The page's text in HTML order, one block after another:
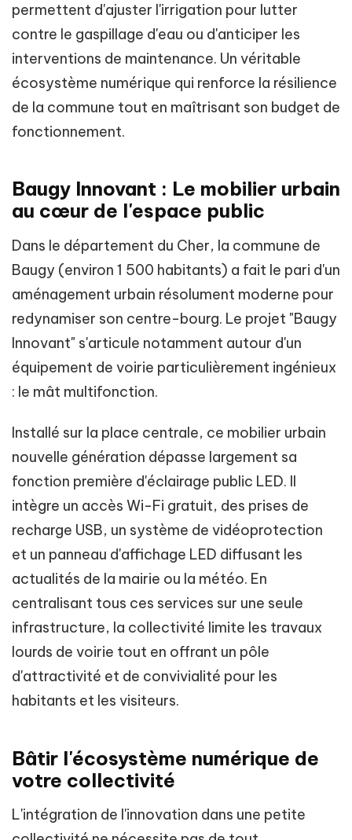
permettent d'ajuster l'irrigation pour lutter
contre le gaspillage d'eau ou d'anticiper les
interventions de maintenance. Un véritable
écosystème numérique qui renforce la résilience
de la commune tout en maîtrisant son budget de
fonctionnement.
Baugy Innovant : Le mobilier urbain
au cœur de l'espace public
Dans le département du Cher, la commune de
Baugy (environ 1 500 habitants) a fait le pari d'un
aménagement urbain résolument moderne pour
redynamiser son centre-bourg. Le projet "Baugy
Innovant" s'articule notamment autour d'un
équipement de voirie particulièrement ingénieux
: le mât multifonction.
Installé sur la place centrale, ce mobilier urbain
nouvelle génération dépasse largement sa
fonction première d'éclairage public LED. Il
intègre un accès Wi-Fi gratuit, des prises de
recharge USB, un système de vidéoprotection
et un panneau d'affichage LED diffusant les
actualités de la mairie ou la météo. En
centralisant tous ces services sur une seule
infrastructure, la collectivité limite les travaux
lourds de voirie tout en offrant un pôle
d'attractivité et de convivialité pour les
habitants et les visiteurs.
Bâtir l'écosystème numérique de
votre collectivité
L'intégration de l'innovation dans une petite